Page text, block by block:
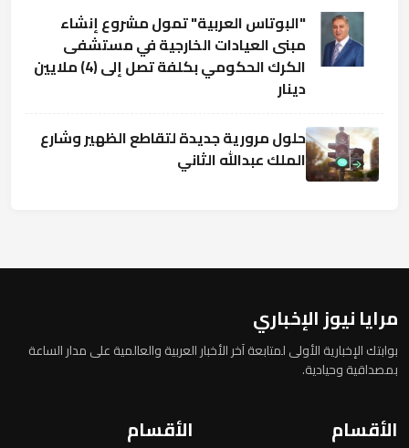
"البوتاس العربية" تمول مشروع إنشاء
مبنى العيادات الخارجية في مستشفى
الكرك الحكومي بكلفة تصل إلى (4) ملايين
دينار
حلول مرورية جديدة لتقاطع الظهير وشارع
الملك عبدالله الثاني
مرايا نيوز الإخباري
بوابتك الإخبارية الأولى لمتابعة آخر الأخبار العربية والعالمية على مدار الساعة
بمصداقية وحيادية.
الأقسام الأقسام